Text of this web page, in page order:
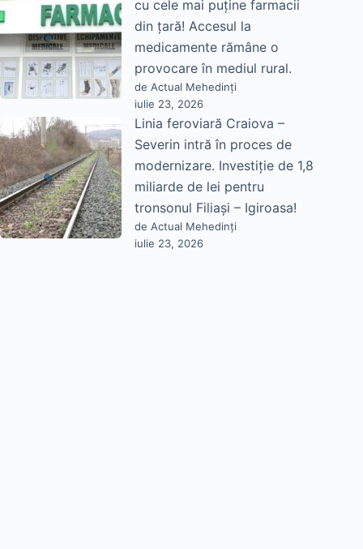
cu cele mai puține farmacii
din țară! Accesul la
medicamente rămâne o
provocare în mediul rural.
de Actual Mehedinți
iulie 23, 2026
Linia feroviară Craiova –
Severin intră în proces de
modernizare. Investiție de 1,8
miliarde de lei pentru
tronsonul Filiași – Igiroasa!
de Actual Mehedinți
iulie 23, 2026